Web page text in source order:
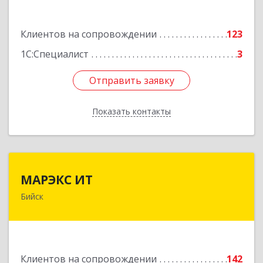
Клиентов на сопровождении
123
1С:Специалист
3
Отправить заявку
Показать контакты
Отправить заявку
Назад
МАРЭКС ИТ
Бийск
Клиентов на сопровождении
142